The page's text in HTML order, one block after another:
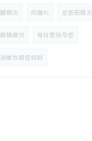
腱鞘炎 肉離れ 足底筋膜炎
眼精疲労 脊柱管狭窄症
過敏性腸症候群